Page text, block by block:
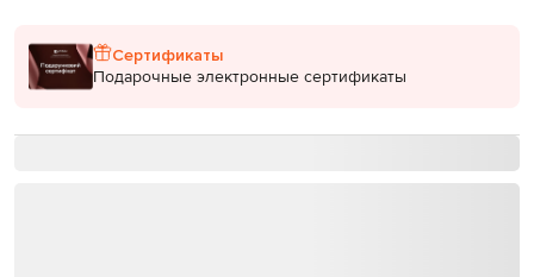
Сертификаты
Подарочные электронные сертификаты